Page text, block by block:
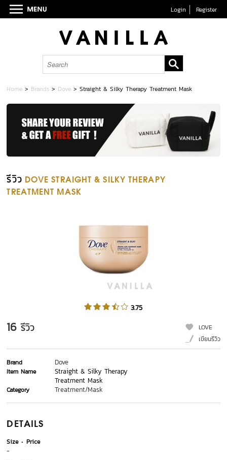
Login Register
Home > Brands > Dove >Straight & Silky Therapy Treatment Mask
รีวิว DOVE STRAIGHT & SILKY THERAPY
TREATMENT MASK
3.75
16 รีวิว
LOVE
เขียนรีวิว
Brand Dove
Item Name
Straight & Silky Therapy
Treatment Mask
Category Treatment/Mask
DETAILS
Size
Price
-